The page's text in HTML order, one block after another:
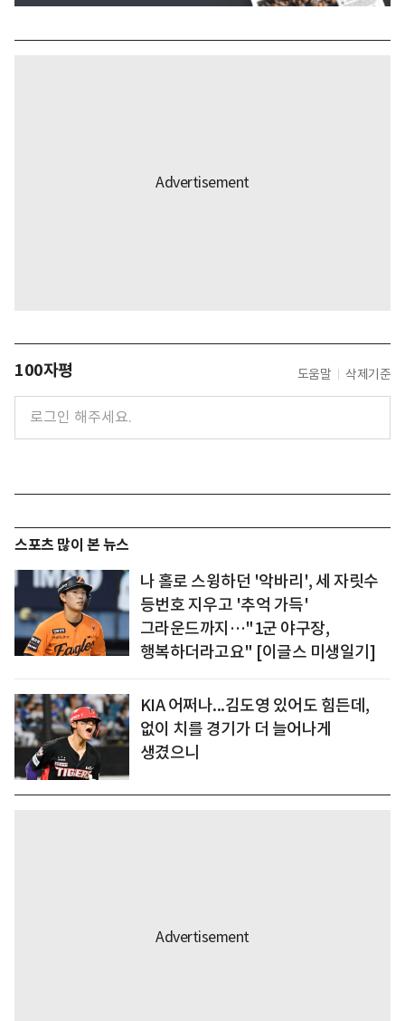
100자평 도움말 삭제기준
스포츠 많이 본 뉴스
나 홀로 스윙하던 '악바리', 세 자릿수
등번호 지우고 '추억 가득'
그라운드까지…"1군 야구장,
행복하더라고요" [이글스 미생일기]
KIA 어쩌나...김도영 있어도 힘든데,
없이 치를 경기가 더 늘어나게
생겼으니